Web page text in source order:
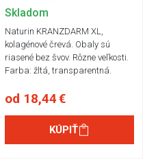
Skladom
Naturin KRANZDARM XL,
kolagénové črevá. Obaly sú
riasené bez švov. Rôzne veľkosti.
Farba: žltá, transparentná.
od 18,44 €
KÚPIŤ